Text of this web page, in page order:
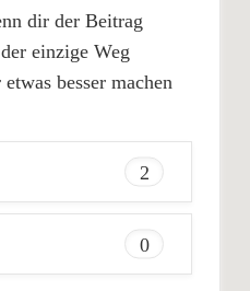
dir der Beitrag
einzige Weg
besser machen
2
0